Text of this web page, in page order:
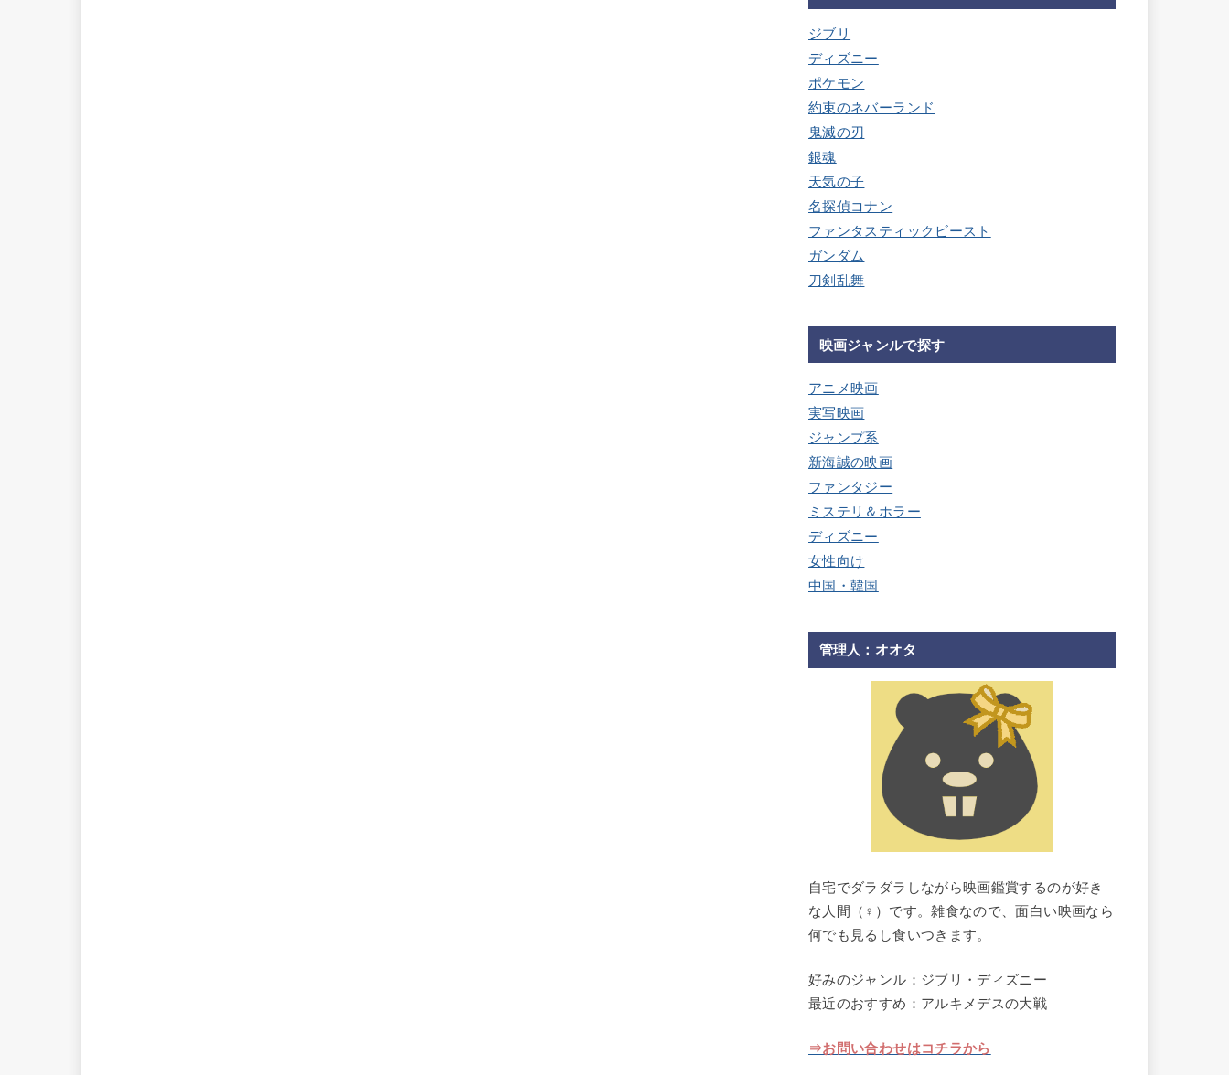
ジブリ
ディズニー
ポケモン
約束のネバーランド
鬼滅の刃
銀魂
天気の子
名探偵コナン
ファンタスティックビースト
ガンダム
刀剣乱舞
映画ジャンルで探す
アニメ映画
実写映画
ジャンプ系
新海誠の映画
ファンタジー
ミステリ＆ホラー
ディズニー
女性向け
中国・韓国
管理人：オオタ
自宅でダラダラしながら映画鑑賞するのが好き
な人間（♀）です。雑食なので、面白い映画なら
何でも見るし食いつきます。
好みのジャンル：ジブリ・ディズニー
最近のおすすめ：アルキメデスの大戦
⇒お問い合わせはコチラから